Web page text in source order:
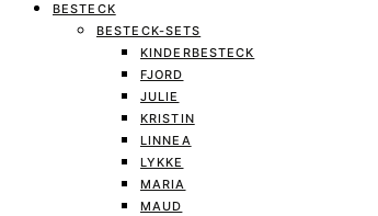
BESTECK
BESTECK-SETS
KINDERBESTECK
FJORD
JULIE
KRISTIN
LINNEA
LYKKE
MARIA
MAUD